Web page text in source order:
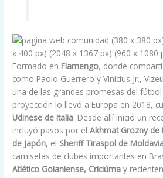
Formado en Flamengo, donde
como Paolo Guerrero y Vinicius Jr.,
una de las grandes promesas del
proyección lo llevó a Europa en 2018,
Udinese de Italia. Desde allí inició un
incluyó pasos por elAkhmat Grozny de
de Japón, el Sheriff Tiraspol de
camisetas de clubes importantes en
Atlético Goianiense, Criciúma y